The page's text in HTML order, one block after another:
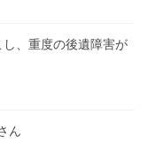
、重度の後遺障害が
ん